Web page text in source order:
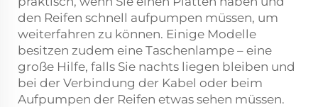
den Reifen schnell aufpumpen müssen, um
weiterfahren zu können. Einige Modelle
besitzen zudem eine Taschenlampe – eine
große Hilfe, falls Sie nachts liegen bleiben und
bei der Verbindung der Kabel oder beim
Aufpumpen der Reifen etwas sehen müssen.